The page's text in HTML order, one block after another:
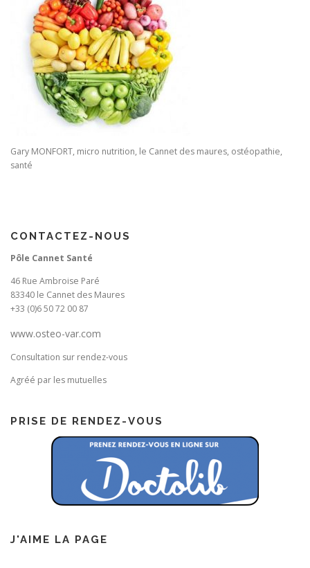
Gary MONFORT, micro nutrition, le Cannet des maures, ostéopathie,
santé
CONTACTEZ-NOUS
Pôle Cannet Santé
46 Rue Ambroise Paré
83340 le Cannet des Maures
+33 (0)6 50 72 00 87
www.osteo-var.com
Consultation sur rendez-vous
Agréé par les mutuelles
PRISE DE RENDEZ-VOUS
J'AIME LA PAGE